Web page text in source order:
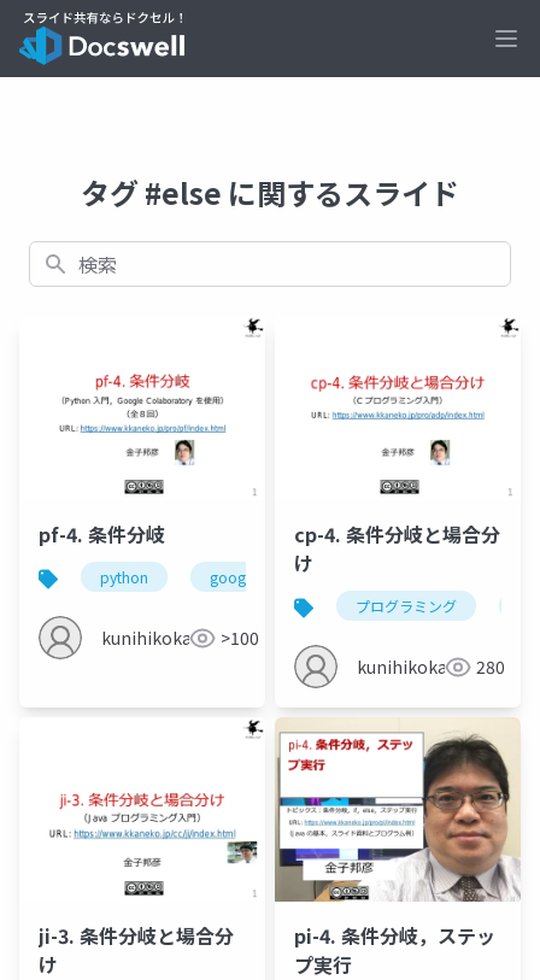
タグ #else に関するスライド
検索
pf-4. 条件分岐
python google colaboratory
kunihikokaneko>100
cp-4. 条件分岐と場合分
け
プログラミング
kunihikokaneko280
ji-3. 条件分岐と場合分
け
pi-4. 条件分岐，ステッ
プ実行